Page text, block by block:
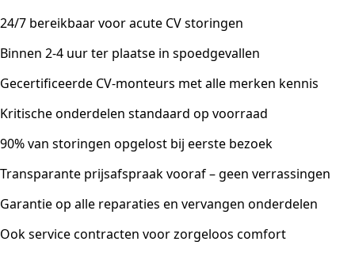
24/7 bereikbaar voor acute CV storingen
Binnen 2-4 uur ter plaatse in spoedgevallen
Gecertificeerde CV-monteurs met alle merken kennis
Kritische onderdelen standaard op voorraad
90% van storingen opgelost bij eerste bezoek
Transparante prijsafspraak vooraf – geen verrassingen
Garantie op alle reparaties en vervangen onderdelen
Ook service contracten voor zorgeloos comfort